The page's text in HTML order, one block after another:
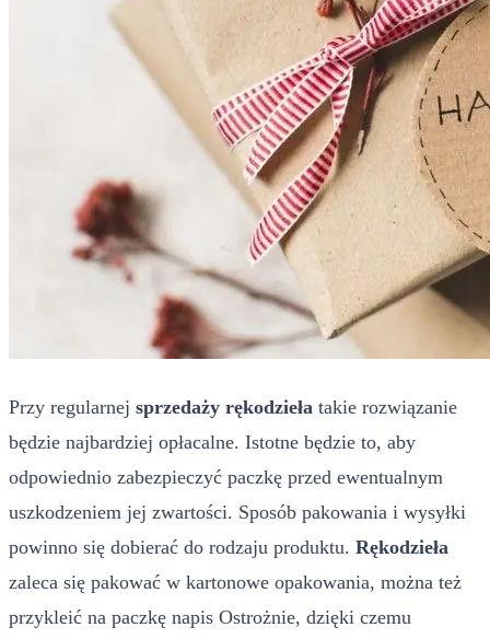
Przy regularnej sprzedaży rękodzieła takie rozwiązanie
będzie najbardziej opłacalne. Istotne będzie to, aby
odpowiednio zabezpieczyć paczkę przed ewentualnym
uszkodzeniem jej zwartości. Sposób pakowania i wysyłki
powinno się dobierać do rodzaju produktu. Rękodzieła
zaleca się pakować w kartonowe opakowania, można też
przykleić na paczkę napis Ostrożnie, dzięki czemu